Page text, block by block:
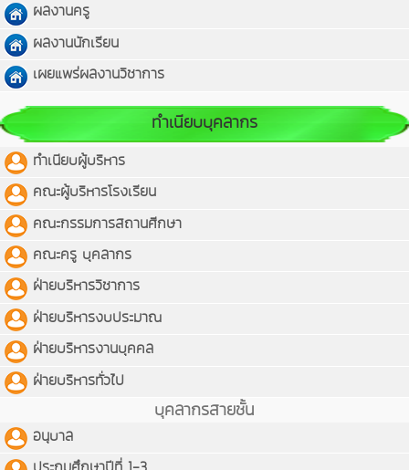
ผลงานครู
ผลงานนักเรียน
เผยแพร่ผลงานวิชาการ
ทำเนียบบุคลากร
ทำเนียบผู้บริหาร
คณะผู้บริหารโรงเรียน
คณะกรรมการสถานศีกษา
คณะครู บุคลากร
ฝ่ายบริหารวิชาการ
ฝ่ายบริหารงบประมาณ
ฝ่ายบริหารงานบุคคล
ฝ่ายบริหารทั่วไป
บุคลากรสายชั้น
อนุบาล